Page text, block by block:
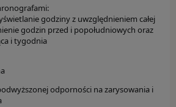
Guess
Hugo Boss
Lacoste
godziny z uwzględnieniem całej
godzin przed i popołudniowych oraz
i tygodnia
odporności na zarysowania i